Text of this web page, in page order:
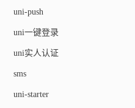
uni-push
uni一键登录
uni实人认证
sms
uni-starter